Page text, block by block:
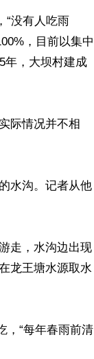
“没有人吃雨
，目前以集中
年，大坝村建成
际情况并不相
水沟。记者从他
走，水沟边出现
龙王塘水源取水
，“每年春雨前清